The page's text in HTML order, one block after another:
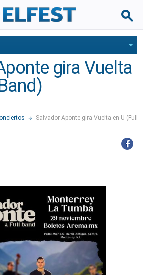
gira Vuelta
Salvador Aponte gira Vuelta en U (Full